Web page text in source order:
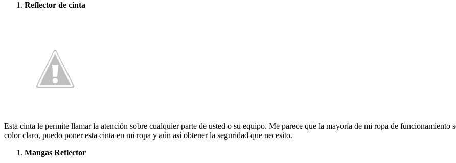
Reflector de cinta
Esta cinta le permite llamar la atención sobre cualquier parte de usted o su equipo. Me parece que la mayoría de mi ropa de
color claro, puedo poner esta cinta en mi ropa y aún así obtener la seguridad que necesito.
Mangas Reflector